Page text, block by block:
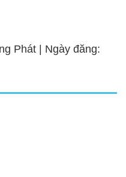
Phát | Ngày đăng: